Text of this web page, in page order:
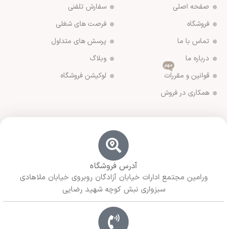
صفحه اصلی
فروشگاه
تماس با ما
درباره ما
قوانین و مقررات
مهم
همکاری در فروش
سفارش تلفنی
فرصت های شغلی
پرسش های متداول
وبلاگ
لوکیشن فروشگاه
آدرس فروشگاه
ورامین مجتمع ادارات خیابان آزادگان روبروی خیابان ملاهادی
سبزواری نبش کوچه شهید رضایی